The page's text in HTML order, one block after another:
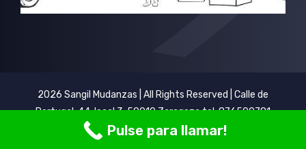
2026 Sangil Mudanzas | All Rights Reserved | Calle de
Portugal, 44, local 3, 50010 Zaragoza tel: 876500781
Pulse para llamar!